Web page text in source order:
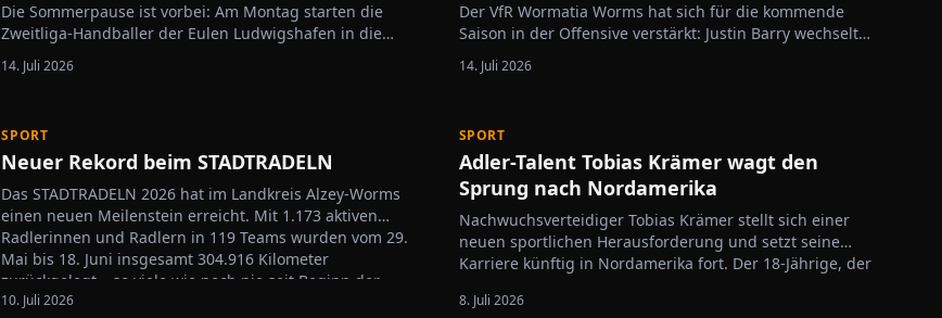
Die Sommerpause ist vorbei: Am Montag starten die
Zweitliga-Handballer der Eulen Ludwigshafen in die
Vorbereitung auf die neue Saison. Cheftrainer Michael
Haaß bittet seine Mannschaft zu einer sechswöchigen
14. Juli 2026
Der VfR Wormatia Worms hat sich für die kommende
Saison in der Offensive verstärkt: Justin Barry wechselt
vom Regionalliga-Absteiger FC Bayern Alzenau nach
Worms. Der 24-Jährige ist flexibel einsetzbar und kann
14. Juli 2026
SPORT
Neuer Rekord beim STADTRADELN
Das STADTRADELN 2026 hat im Landkreis Alzey-Worms
einen neuen Meilenstein erreicht. Mit 1.173 aktiven
Radlerinnen und Radlern in 119 Teams wurden vom 29.
Mai bis 18. Juni insgesamt 304.916 Kilometer
zurückgelegt – so viele wie noch nie seit Beginn der
Aktion…
10. Juli 2026
SPORT
Adler-Talent Tobias Krämer wagt den
Sprung nach Nordamerika
Nachwuchsverteidiger Tobias Krämer stellt sich einer
neuen sportlichen Herausforderung und setzt seine
Karriere künftig in Nordamerika fort. Der 18-Jährige, der
wird in der kommenden Saison für die Niagara…
8. Juli 2026